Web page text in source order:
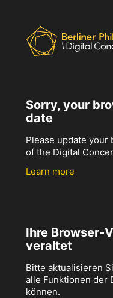
Sorry, your
date
Please update your
of the Digital
Learn more
Ihre Browser-
veraltet
Bitte aktualisieren
alle Funktionen der
können.